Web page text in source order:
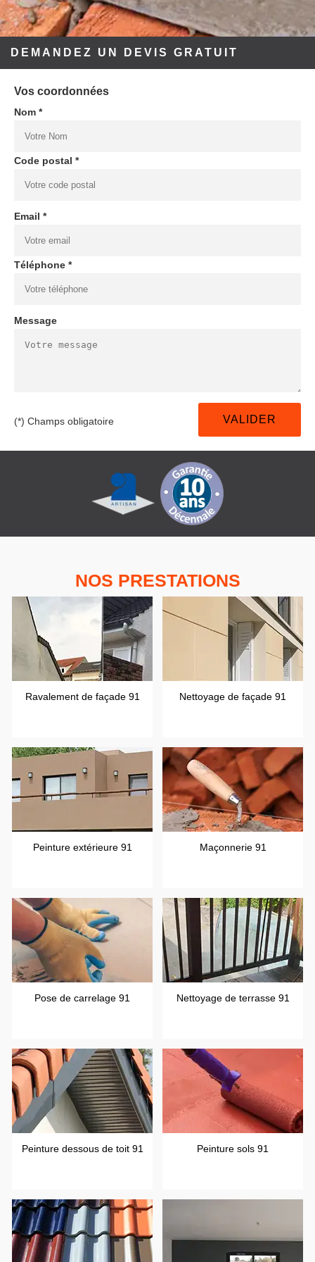
DEMANDEZ UN DEVIS GRATUIT
Vos coordonnées
Nom *
Code postal *
Email *
Téléphone *
Message
(*) Champs obligatoire
NOS PRESTATIONS
Ravalement de façade 91 Nettoyage de façade 91
Peinture extérieure 91 Maçonnerie 91
Pose de carrelage 91 Nettoyage de terrasse 91
Peinture dessous de toit 91 Peinture sols 91